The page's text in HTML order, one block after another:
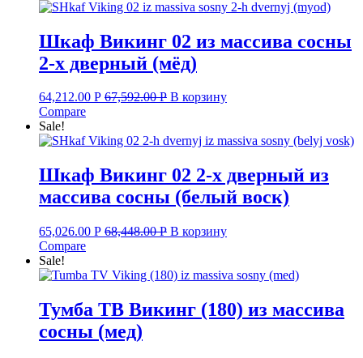
Шкаф Викинг 02 из массива сосны
2-х дверный (мёд)
64,212.00 Р 67,592.00Р В корзину
Compare
Sale!
Шкаф Викинг 02 2-х дверный из
массива сосны (белый воск)
65,026.00 Р 68,448.00Р В корзину
Compare
Sale!
Тумба ТВ Викинг (180) из массива
сосны (мед)